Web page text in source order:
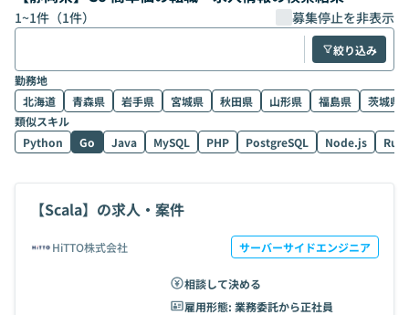
1~1件（1件） 募集停止を非表示
絞り込み
勤務地
北海道
青森県 岩手県 宮城県 秋田県 山形県 福島県
茨城県
類似スキル
Python
Go Java MySQL PHP PostgreSQL Node.js
【Scala】の求人・案件
HiTTO株式会社 サーバーサイドエンジニア
相談して決める
雇用形態: 業務委託から正社員